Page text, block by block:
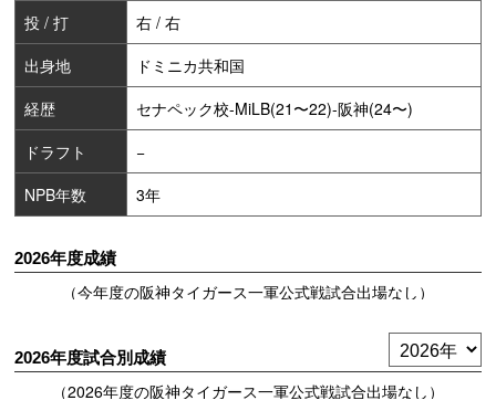
投 / 打
右 / 右
出身地
ドミニカ共和国
経歴
セナペック校-MiLB(21〜22)-阪神(24〜)
ドラフト
−
NPB年数
3年
2026年度成績
（今年度の阪神タイガース一軍公式戦試合出場なし）
2026年度試合別成績
（2026年度の阪神タイガース一軍公式戦試合出場なし）